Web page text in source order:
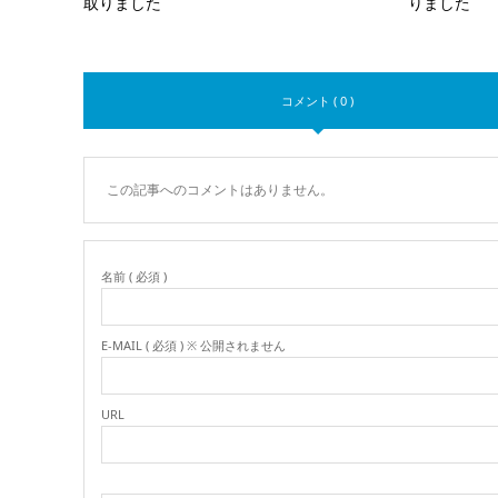
コメント ( 0 )
この記事へのコメントはありません。
名前 ( 必須 )
E-MAIL ( 必須 ) ※ 公開されません
URL